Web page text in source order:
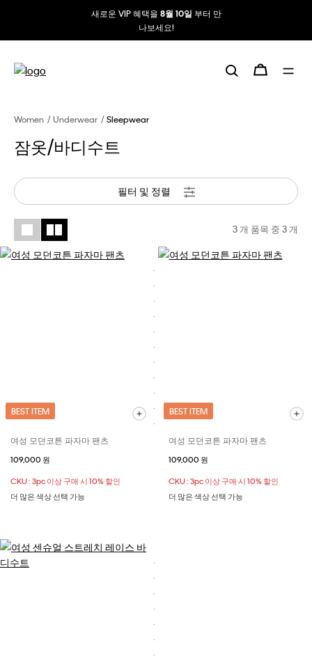
새로운 VIP 혜택을 8월 10일 부터 만
나보세요!
Women Underwear Sleepwear
잠옷/바디수트
필터 및 정렬
3 개 품목 중 3 개
BEST ITEM
여성 모던코튼 파자마 팬츠
109,000 원
CKU : 3pc 이상 구매 시 10% 할인
더 많은 색상 선택 가능
BEST ITEM
여성 모던코튼 파자마 팬츠
109,000 원
CKU : 3pc 이상 구매 시 10% 할인
더 많은 색상 선택 가능